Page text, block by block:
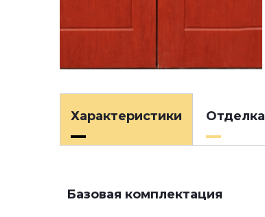
Характеристики Отделка
Базовая комплектация